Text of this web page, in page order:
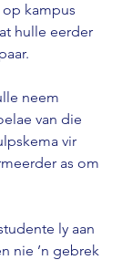
kampus
hulle eerder
neem
van die
vir
as om
ly aan
nie ’n gebrek